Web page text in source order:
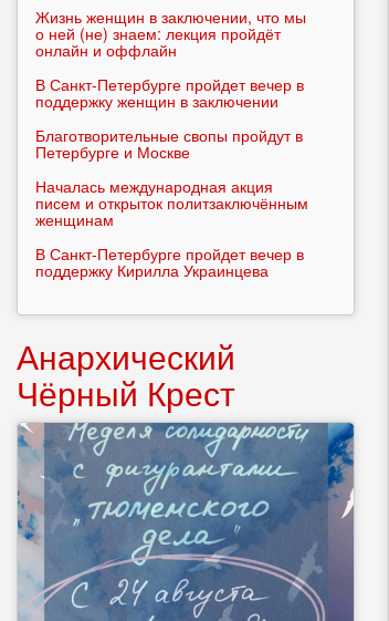
Жизнь женщин в заключении, что мы
о ней (не) знаем: лекция пройдёт
онлайн и оффлайн
В Санкт-Петербурге пройдет вечер в
поддержку женщин в заключении
Благотворительные свопы пройдут в
Петербурге и Москве
Началась международная акция
писем и открыток политзаключённым
женщинам
В Санкт-Петербурге пройдет вечер в
поддержку Кирилла Украинцева
Анархический
Чёрный Крест